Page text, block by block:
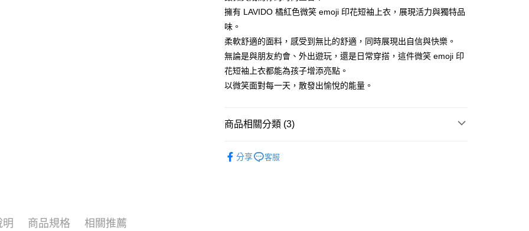
完成交易。
3.實際核准額度、可分期數及費用金額請依後續交易確認頁面所載為準。
4.訂單成立30分鐘內，如未前往確認交易或遇審核未通過，訂單將自動取
消。如遇「轉專審核」未通過狀況，表示未達大哥付你分期系統評分，恕
【繳款方式說明】
1.分期款項不併入電信帳單，「大哥付你分期」於每月結算日後寄送繳費提
醒簡訊。
2.透過簡訊連結打開帳單後，可選擇「超商條碼／台灣大直營門市／銀行轉
【注意事項】
款買賣價金債權讓與本公司後，依約使用本公司帳單繳交帳款。
運送方式
全家取貨付款
付款後全家取貨
每筆NT$60，滿NT$1,498(含以上)免運費
每筆NT$60，滿NT$1,500(含以上)免運費
每筆NT$60，滿NT$1,500(含以上)免運費
擁有 LAVIDO 橘紅色微笑 emoji 印花短袖上衣，展現活力與獨特品
味。
柔軟舒適的面料，感受到無比的舒適，同時展現出自信與快樂。
無論是與朋友約會、外出遊玩，還是日常穿搭，這件微笑 emoji 印
花短袖上衣都能為孩子增添亮點。
以微笑面對每一天，散發出愉悅的能量。
商品相關分類 (3)
分享 客服
明 商品規格 相關推薦